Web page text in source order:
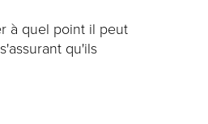
à quel point il peut
qu'ils